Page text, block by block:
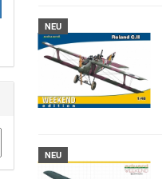
NEU
NEU